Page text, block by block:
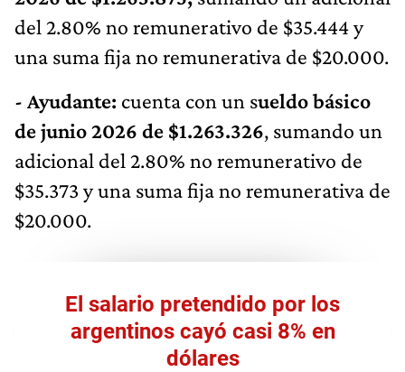
del 2.80% no remunerativo de $35.444 y
una suma fija no remunerativa de $20.000.
- Ayudante: cuenta con un sueldo básico
de junio 2026 de $1.263.326, sumando un
adicional del 2.80% no remunerativo de
$35.373 y una suma fija no remunerativa de
$20.000.
El salario pretendido por los
argentinos cayó casi 8% en
dólares